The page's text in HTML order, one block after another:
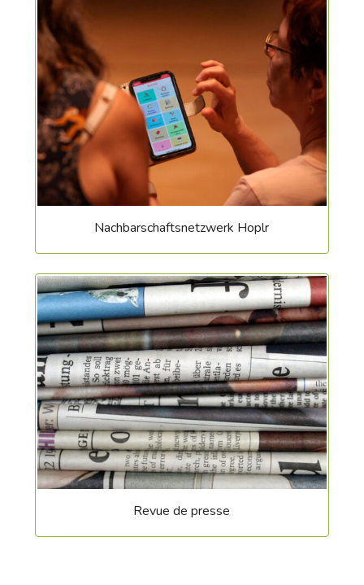
Nachbarschaftsnetzwerk Hoplr
Revue de presse